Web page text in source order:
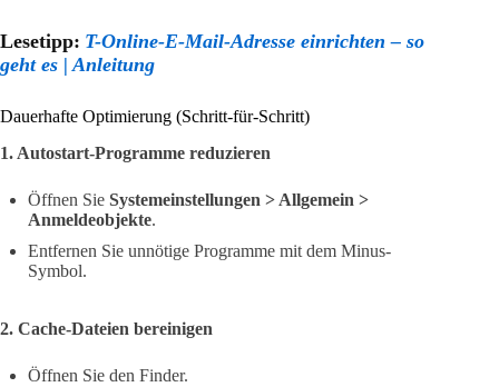
Lesetipp: T-Online-E-Mail-Adresse einrichten – so
geht es | Anleitung
Dauerhafte Optimierung (Schritt-für-Schritt)
1. Autostart-Programme reduzieren
Öffnen Sie Systemeinstellungen > Allgemein >
Anmeldeobjekte.
Entfernen Sie unnötige Programme mit dem Minus-
Symbol.
2. Cache-Dateien bereinigen
Öffnen Sie den Finder.